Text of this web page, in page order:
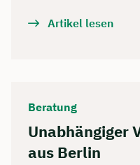
Artikel lesen
Beratung
Unabhängiger
aus Berlin